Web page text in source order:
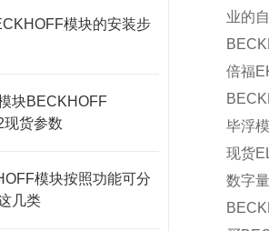
模块的安装步
块BECKHOFF
现货参数
模块按照功能可分
几类
业的
倍福
毕浮
现货
数字